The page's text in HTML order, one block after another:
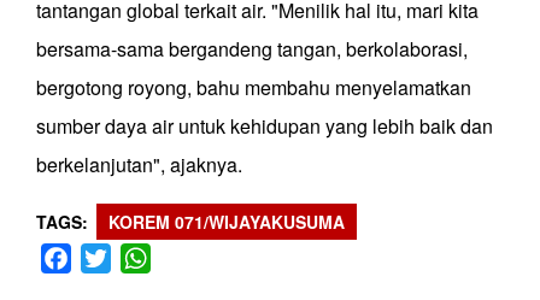
tantangan global terkait air. "Menilik hal itu, mari kita
bersama-sama bergandeng tangan, berkolaborasi,
bergotong royong, bahu membahu menyelamatkan
sumber daya air untuk kehidupan yang lebih baik dan
berkelanjutan", ajaknya.
TAGS KOREM 071/WIJAYAKUSUMA
Facebook
Twitter